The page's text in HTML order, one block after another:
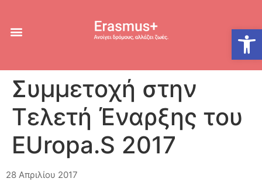
Συμμετοχή στην
Τελετή Έναρξης του
EUropa.S 2017
28 Απριλίου 2017